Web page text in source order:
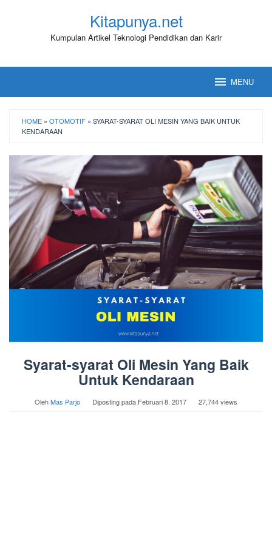
Kitapunya.net
Kumpulan Artikel Teknologi Pendidikan dan Karir
MENU
HOME » OTOMOTIF » SYARAT-SYARAT OLI MESIN YANG BAIK UNTUK
KENDARAAN
Syarat-syarat Oli Mesin Yang Baik
Untuk Kendaraan
OlehMas Parjo Diposting pada Februari 8, 2017 27,744 views